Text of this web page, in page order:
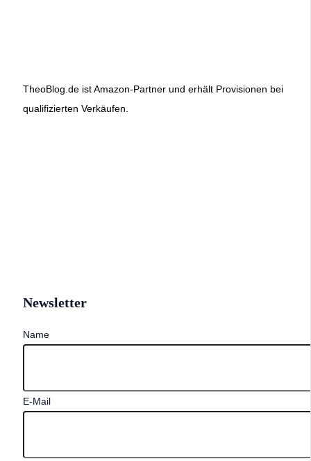
TheoBlog.de ist Amazon-Partner und erhält Provisionen bei
qualifizierten Verkäufen.
Newsletter
Name
E-Mail